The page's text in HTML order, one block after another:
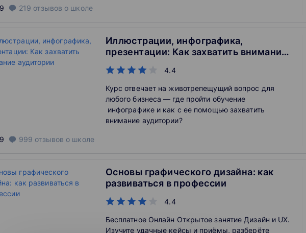
219 отзывов о школе
диаграмм UML (Class, Use Case, Sequence, Activity,
State Machine).
999 отзывов о школе
Иллюстрации, инфографика,
презентации: Как захватить внимание
4.4
Курс отвечает на животрепещущий вопрос для
любого бизнеса — где пройти обучение
инфографике и как с ее помощью захватить
внимание аудитории?
Основы графического дизайна: как
развиваться в профессии
4.4
Бесплатное Онлайн Открытое занятие Дизайн и UX.
Изучите удачные кейсы и приёмы, разберёте